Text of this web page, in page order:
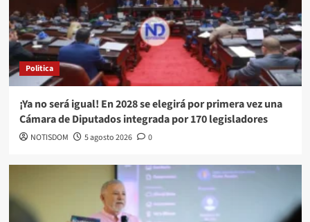
Politica
¡Ya no será igual! En 2028 se elegirá por primera vez una
Cámara de Diputados integrada por 170 legisladores
NOTISDOM 5 agosto 2026 0